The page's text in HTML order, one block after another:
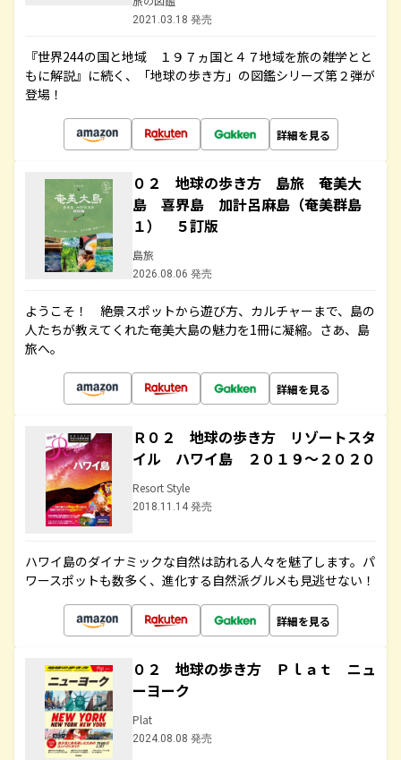
2021.03.18 発売
『世界244の国と地域 １９７ヵ国と４７地域を旅の雑学とと
もに解説』に続く、「地球の歩き方」の図鑑シリーズ第２弾が
登場！
詳細を見る
０２ 地球の歩き方 島旅 奄美大
島 喜界島 加計呂麻島（奄美群島
１） ５訂版
島旅
2026.08.06 発売
ようこそ！ 絶景スポットから遊び方、カルチャーまで、島の
人たちが教えてくれた奄美大島の魅力を1冊に凝縮。さあ、島
旅へ。
詳細を見る
Ｒ０２ 地球の歩き方 リゾートスタ
イル ハワイ島 ２０１９～２０２０
Resort Style
2018.11.14 発売
ハワイ島のダイナミックな自然は訪れる人々を魅了します。パ
ワースポットも数多く、進化する自然派グルメも見逃せない！
詳細を見る
０２ 地球の歩き方 Ｐｌａｔ ニュ
ーヨーク
Plat
2024.08.08 発売